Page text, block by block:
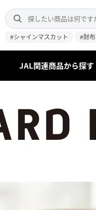
#シャインマスカット #財布
JAL関連商品から探す